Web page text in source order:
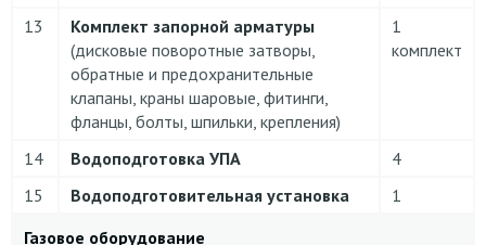
13
Комплект запорной арматуры
(дисковые поворотные затворы,
обратные и предохранительные
клапаны, краны шаровые, фитинги,
фланцы, болты, шпильки, крепления)
1
комплект
14 Водоподготовка УПА
4
15
Водоподготовительная установка
1
Газовое оборудование